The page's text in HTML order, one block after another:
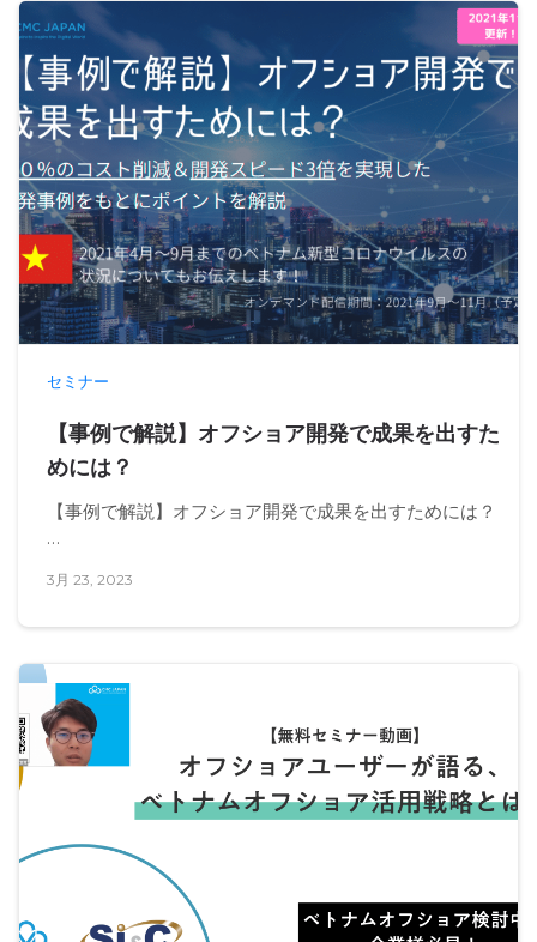
セミナー
【事例で解説】オフショア開発で成果を出すた
めには？
【事例で解説】オフショア開発で成果を出すためには？
…
3月 23, 2023